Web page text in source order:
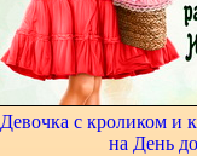
Девочка с кроликом и
на День